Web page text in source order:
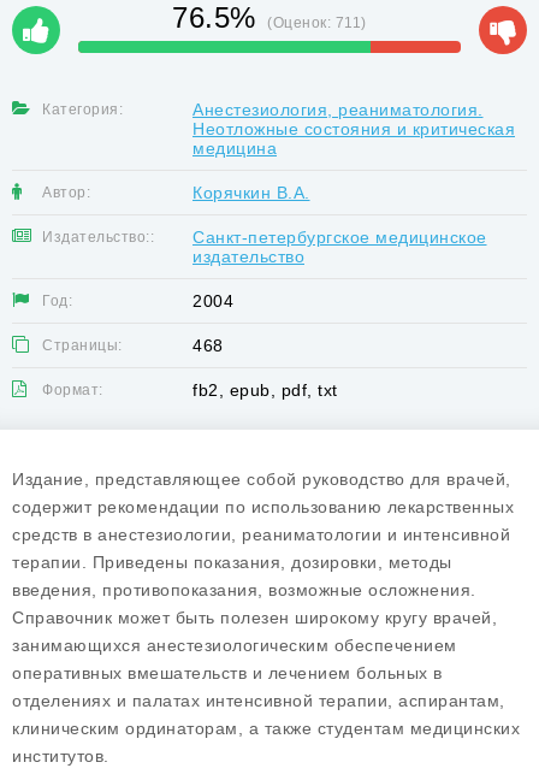
76.5% (Оценок: 711)
Категория:
Анестезиология, реаниматология.
Неотложные состояния и критическая
медицина
Автор: Корячкин В.А.
Издательство::
Санкт-петербургское медицинское
издательство
Год: 2004
Страницы: 468
Формат: fb2, epub, pdf, txt
Издание, представляющее собой руководство для врачей,
содержит рекомендации по использованию лекарственных
средств в анестезиологии, реаниматологии и интенсивной
терапии. Приведены показания, дозировки, методы
введения, противопоказания, возможные осложнения.
Справочник может быть полезен широкому кругу врачей,
занимающихся анестезиологическим обеспечением
оперативных вмешательств и лечением больных в
отделениях и палатах интенсивной терапии, аспирантам,
клиническим ординаторам, а также студентам медицинских
институтов.